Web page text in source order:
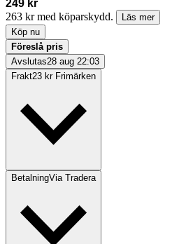
249 kr
263 kr med köparskydd.
Läs mer
Köp nu
Föreslå pris
Avslutas28 aug 22:03
Frakt23 kr Frimärken
BetalningVia Tradera